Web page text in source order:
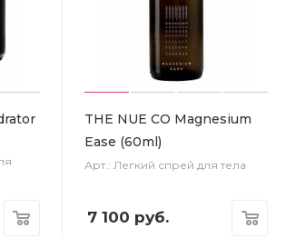
THE NUE CO Magnesium
Ease (60ml)
Арт.: Легкий спрей для тела
7 100 руб.